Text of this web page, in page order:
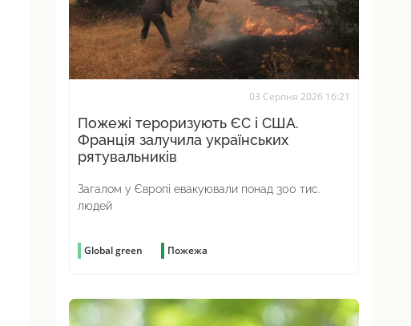
03 Серпня 2026 16:21
Пожежі тероризують ЄС і США.
Франція залучила українських
рятувальників
Загалом у Європі евакуювали понад 300 тис.
людей
Global green Пожежа